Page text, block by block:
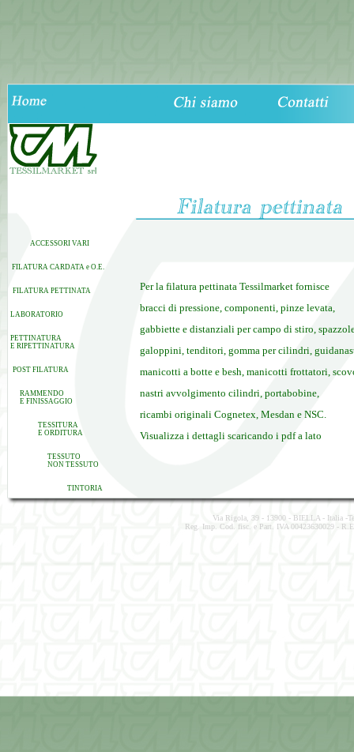
ACCESSORI VARI
FILATURA CARDATA e O.E.
FILATURA PETTINATA
LABORATORIO
PETTINATURA
E RIPETTINATURA
POST FILATURA
RAMMENDO
E FINISSAGGIO
TESSITURA
E ORDITURA
TESSUTO
NON TESSUTO
TINTORIA
Per la filatura pettinata Tessilmarket fornisce
bracci di pressione, componenti, pinze levata,
gabbiette e distanziali per campo di stiro,
galoppini, tenditori, gomma per cilindri,
manicotti a botte e besh, manicotti frottatori,
nastri avvolgimento cilindri, portabobine,
ricambi originali Cognetex, Mesdan e NSC.
Visualizza i dettagli scaricando i pdf a lato
Via Rigola, 39 - 13900 - BIELLA - Italia -
Reg. Imp. Cod. fisc. e Part. IVA 00423630029 -